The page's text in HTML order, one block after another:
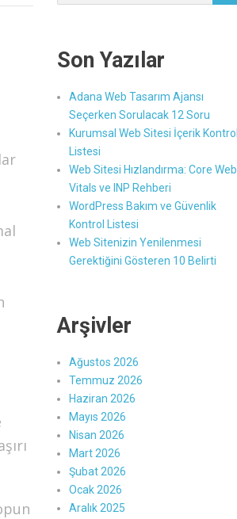
Son Yazılar
Adana Web Tasarım Ajansı
Seçerken Sorulacak 12 Soru
Kurumsal Web Sitesi İçerik Kontrol
Listesi
Web Sitesi Hızlandırma: Core Web
Vitals ve INP Rehberi
WordPress Bakım ve Güvenlik
Kontrol Listesi
Web Sitenizin Yenilenmesi
Gerektiğini Gösteren 10 Belirti
Arşivler
Ağustos 2026
Temmuz 2026
Haziran 2026
Mayıs 2026
Nisan 2026
Mart 2026
Şubat 2026
Ocak 2026
Aralık 2025